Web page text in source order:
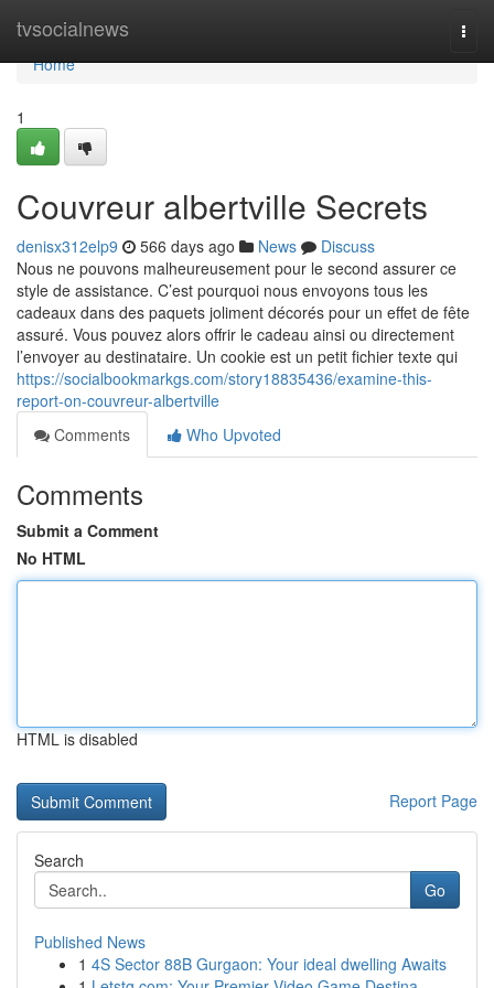
tvsocialnews
Home
Home
1
Couvreur albertville Secrets
denisx312elp9 566 days ago News
Discuss
Nous ne pouvons malheureusement pour le second assurer ce
style de assistance. C’est pourquoi nous envoyons tous les
cadeaux dans des paquets joliment décorés pour un effet de fête
assuré. Vous pouvez alors offrir le cadeau ainsi ou directement
l’envoyer au destinataire. Un cookie est un petit fichier texte qui
https://socialbookmarkgs.com/story18835436/examine-this-
report-on-couvreur-albertville
Comments
Who Upvoted
Comments
Submit a Comment
No HTML
HTML is disabled
Report Page
Search
Go
Published News
1 4S Sector 88B Gurgaon: Your ideal dwelling Awaits